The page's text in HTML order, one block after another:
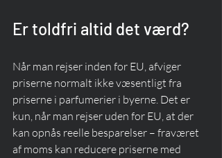
Er toldfri altid det værd?
Når man rejser inden for EU, afviger
priserne normalt ikke væsentligt fra
priserne i parfumerier i byerne. Det er
kun, når man rejser uden for EU, at der
kan opnås reelle besparelser – fraværet
af moms kan reducere priserne med